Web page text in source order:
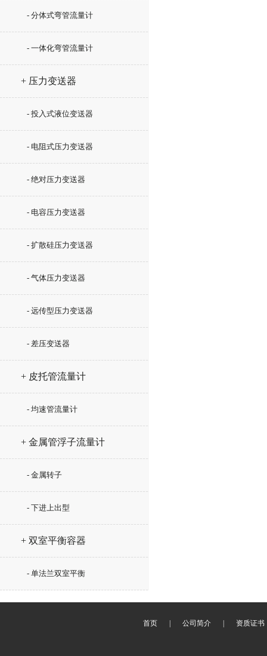
- 分体式弯管流量计
- 一体化弯管流量计
+ 压力变送器
- 投入式液位变送器
- 电阻式压力变送器
- 绝对压力变送器
- 电容压力变送器
- 扩散硅压力变送器
- 气体压力变送器
- 远传型压力变送器
- 差压变送器
+ 皮托管流量计
- 均速管流量计
+ 金属管浮子流量计
- 金属转子
- 下进上出型
+ 双室平衡容器
- 单法兰双室平衡
首页 公司简介 资质证书